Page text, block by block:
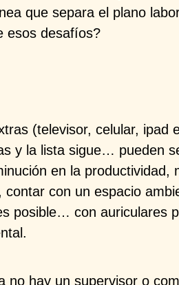
que separa el plano
esos desafíos?
(televisor, celular, ipad
y la lista sigue… pueden
en la productividad,
con un espacio
posible… con auriculares
no hay un supervisor o